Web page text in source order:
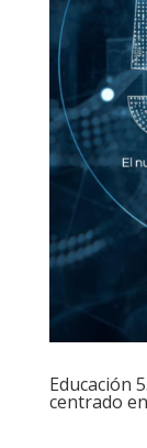
Educación
centrado